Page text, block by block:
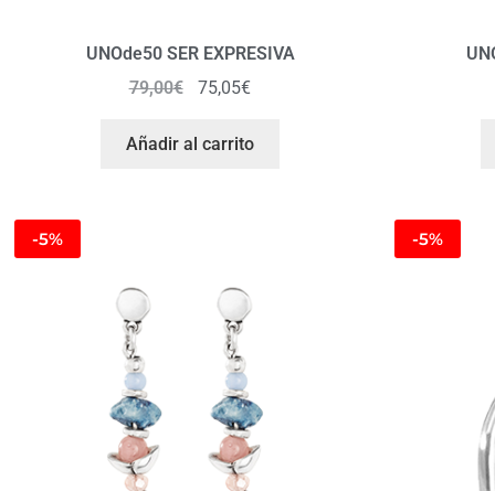
UNOde50 SER EXPRESIVA
79,00€ 75,05€
Añadir al carrito
-5% -5%